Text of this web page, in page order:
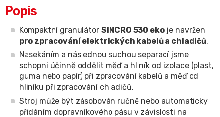
Popis
Kompaktní granulátor SINCRO 530 eko je navržen
pro zpracování elektrických kabelů a chladičů.
Nasekáním a následnou suchou separací jsme
schopni účinně oddělit měď a hliník od izolace (plast,
guma nebo papír) při zpracování kabelů a měď od
hliníku při zpracování chladičů.
Stroj může být zásobován ručně nebo automaticky
přidáním dopravníkového pásu v závislosti na